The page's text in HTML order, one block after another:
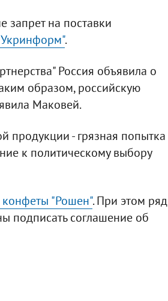
запрет на поставки
.
Россия объявила о
образом, российскую
Маковей.
продукции - грязная попытка
к политическому выбору
конфеты "Рошен". При этом ряд
подписать соглашение об